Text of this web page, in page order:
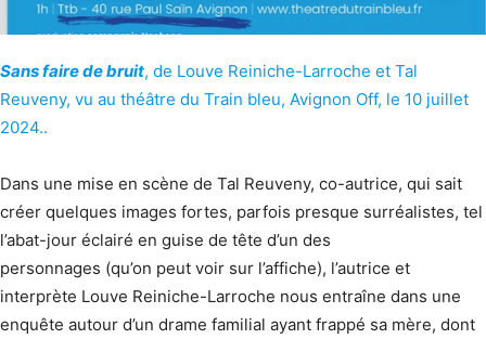
Sans faire de bruit, de Louve Reiniche-Larroche et Tal
Reuveny, vu au théâtre du Train bleu, Avignon Off, le 10 juillet
2024..
Dans une mise en scène de Tal Reuveny, co-autrice, qui sait
créer quelques images fortes, parfois presque surréalistes, tel
l’abat-jour éclairé en guise de tête d’un des
personnages (qu’on peut voir sur l’affiche), l’autrice et
interprète Louve Reiniche-Larroche nous entraîne dans une
enquête autour d’un drame familial ayant frappé sa mère, dont